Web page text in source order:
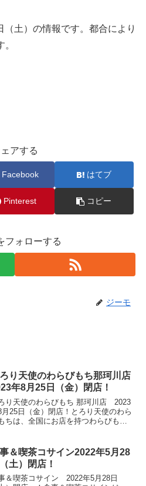
土）の情報です。都合により
アする
Facebook はてブ
Pinterest コピー
フォローする
ジーモ
り天使のわらびもち那珂川店
年8月25日（金）閉店！
り天使のわらびもち 那珂川店 2023
月25日（金）閉店！とろり天使のわら
ちは、全国にお店を持つわらびもち
極上の生わらびもちを体験すること
きます。希少...
＆喫茶コサイン2022年5月28
土）閉店！
＆喫茶コサイン 2022年5月28日